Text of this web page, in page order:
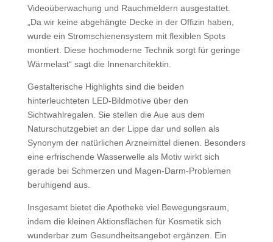
Videoüberwachung und Rauchmeldern ausgestattet.
„Da wir keine abgehängte Decke in der Offizin haben,
wurde ein Stromschienensystem mit flexiblen Spots
montiert. Diese hochmoderne Technik sorgt für geringe
Wärmelast“ sagt die Innenarchitektin.
Gestalterische Highlights sind die beiden
hinterleuchteten LED-Bildmotive über den
Sichtwahlregalen. Sie stellen die Aue aus dem
Naturschutzgebiet an der Lippe dar und sollen als
Synonym der natürlichen Arzneimittel dienen. Besonders
eine erfrischende Wasserwelle als Motiv wirkt sich
gerade bei Schmerzen und Magen-Darm-Problemen
beruhigend aus.
Insgesamt bietet die Apotheke viel Bewegungsraum,
indem die kleinen Aktionsflächen für Kosmetik sich
wunderbar zum Gesundheitsangebot ergänzen. Ein